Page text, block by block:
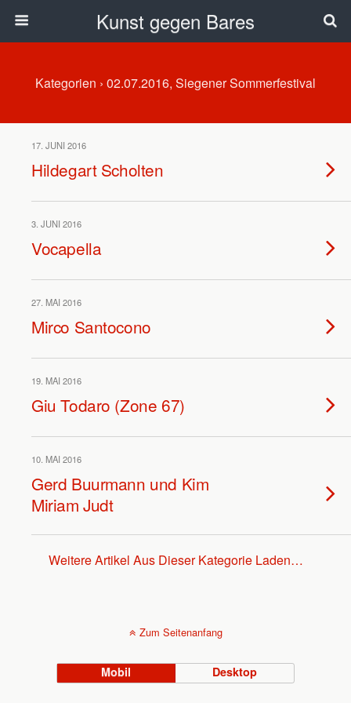
Kunst gegen Bares
Kategorien › 02.07.2016, Siegener Sommerfestival
17. JUNI 2016
Hildegart Scholten
3. JUNI 2016
Vocapella
27. MAI 2016
Mirco Santocono
19. MAI 2016
Giu Todaro (Zone 67)
10. MAI 2016
Gerd Buurmann und Kim
Miriam Judt
Weitere Artikel Aus Dieser Kategorie Laden…
Zum Seitenanfang
Mobil Desktop